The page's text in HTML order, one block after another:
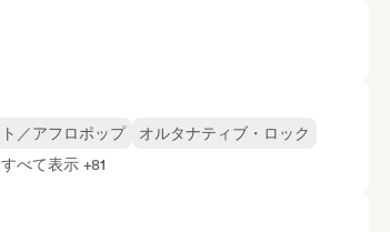
／アフロポップ
オルタナティブ・ロック
すべて表示 +81